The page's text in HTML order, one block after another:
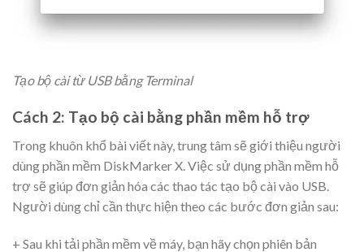
Tạo bộ cài từ USB bằng Terminal
Cách 2: Tạo bộ cài bằng phần mềm hỗ trợ
Trong khuôn khổ bài viết này, trung tâm sẽ giới thiệu người
dùng phần mềm DiskMarker X. Việc sử dụng phần mềm hỗ
trợ sẽ giúp đơn giản hóa các thao tác tạo bộ cài vào USB.
Người dùng chỉ cần thực hiện theo các bước đơn giản sau:
+ Sau khi tải phần mềm về máy, bạn hãy chọn phiên bản